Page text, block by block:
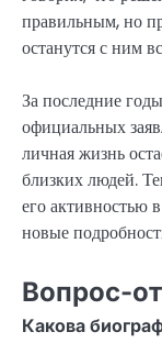
правильным, но
останутся с ним
За последние
официальных
личная жизнь
близких людей.
его активностью
новые
Вопрос-
Какова